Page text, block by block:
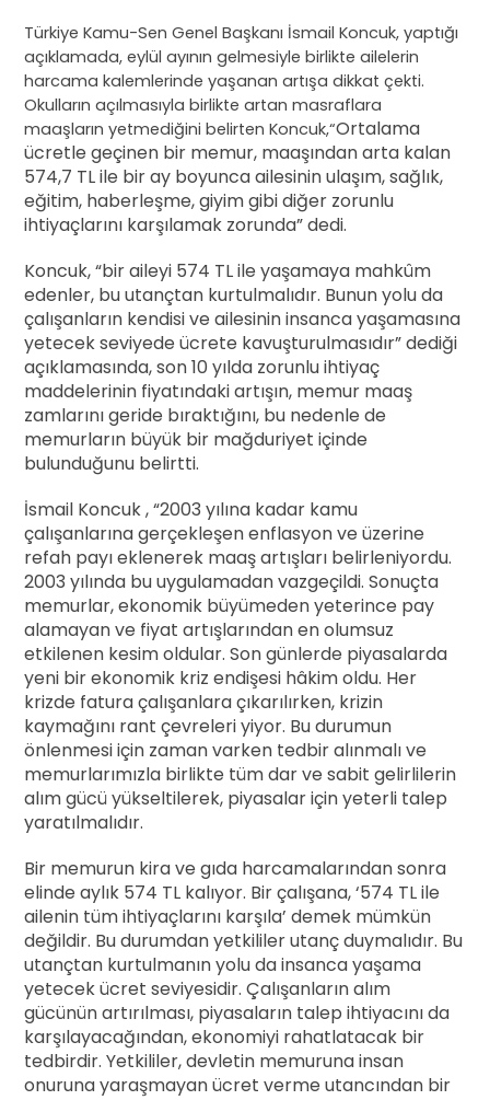
Türkiye Kamu-Sen Genel Başkanı İsmail Koncuk, yaptığı
açıklamada, eylül ayının gelmesiyle birlikte ailelerin
harcama kalemlerinde yaşanan artışa dikkat çekti.
Okulların açılmasıyla birlikte artan masraflara
maaşların yetmediğini belirten Koncuk,“Ortalama
ücretle geçinen bir memur, maaşından arta kalan
574,7 TL ile bir ay boyunca ailesinin ulaşım, sağlık,
eğitim, haberleşme, giyim gibi diğer zorunlu
ihtiyaçlarını karşılamak zorunda” dedi.
Koncuk, “bir aileyi 574 TL ile yaşamaya mahkûm
edenler, bu utançtan kurtulmalıdır. Bunun yolu da
çalışanların kendisi ve ailesinin insanca yaşamasına
yetecek seviyede ücrete kavuşturulmasıdır” dediği
açıklamasında, son 10 yılda zorunlu ihtiyaç
maddelerinin fiyatındaki artışın, memur maaş
zamlarını geride bıraktığını, bu nedenle de
memurların büyük bir mağduriyet içinde
bulunduğunu belirtti.
İsmail Koncuk , “2003 yılına kadar kamu
çalışanlarına gerçekleşen enflasyon ve üzerine
refah payı eklenerek maaş artışları belirleniyordu.
2003 yılında bu uygulamadan vazgeçildi. Sonuçta
memurlar, ekonomik büyümeden yeterince pay
alamayan ve fiyat artışlarından en olumsuz
etkilenen kesim oldular. Son günlerde piyasalarda
yeni bir ekonomik kriz endişesi hâkim oldu. Her
krizde fatura çalışanlara çıkarılırken, krizin
kaymağını rant çevreleri yiyor. Bu durumun
önlenmesi için zaman varken tedbir alınmalı ve
memurlarımızla birlikte tüm dar ve sabit gelirlilerin
alım gücü yükseltilerek, piyasalar için yeterli talep
yaratılmalıdır.
Bir memurun kira ve gıda harcamalarından sonra
elinde aylık 574 TL kalıyor. Bir çalışana, ‘574 TL ile
ailenin tüm ihtiyaçlarını karşıla’ demek mümkün
değildir. Bu durumdan yetkililer utanç duymalıdır. Bu
utançtan kurtulmanın yolu da insanca yaşama
yetecek ücret seviyesidir. Çalışanların alım
gücünün artırılması, piyasaların talep ihtiyacını da
karşılayacağından, ekonomiyi rahatlatacak bir
tedbirdir. Yetkililer, devletin memuruna insan
onuruna yaraşmayan ücret verme utancından bir